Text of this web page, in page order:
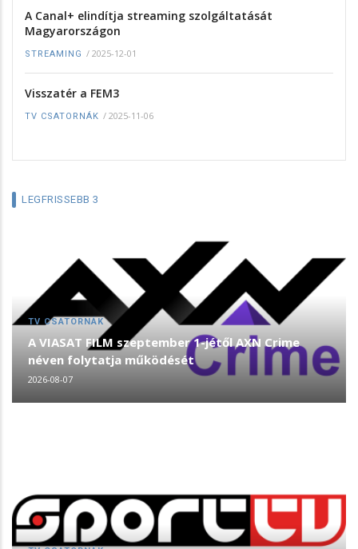
A Canal+ elindítja streaming szolgáltatását
Magyarországon
STREAMING / 2025-12-01
Visszatér a FEM3
TV CSATORNÁK / 2025-11-06
LEGFRISSEBB 3
TV CSATORNÁK
A VIASAT FILM szeptember 1-jétől AXN Crime
néven folytatja működését
2026-08-07